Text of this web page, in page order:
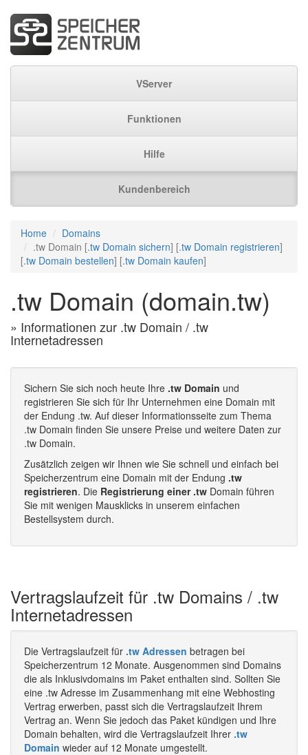
VServer
Funktionen
Hilfe
Kundenbereich
Home
Domains
.tw Domain [.tw Domain sichern] [.tw Domain registrieren]
[.tw Domain bestellen] [.tw Domain kaufen]
.tw Domain (domain.tw)
» Informationen zur .tw Domain / .tw
Internetadressen
Sichern Sie sich noch heute Ihre .tw Domain und
registrieren Sie sich für Ihr Unternehmen eine Domain mit
der Endung .tw. Auf dieser Informationsseite zum Thema
.tw Domain finden Sie unsere Preise und weitere Daten zur
.tw Domain.
Zusätzlich zeigen wir Ihnen wie Sie schnell und einfach bei
Speicherzentrum eine Domain mit der Endung .tw
registrieren. Die Registrierung einer .tw Domain führen
Sie mit wenigen Mausklicks in unserem einfachen
Bestellsystem durch.
Vertragslaufzeit für .tw Domains / .tw
Internetadressen
Die Vertragslaufzeit für .tw Adressen betragen bei
Speicherzentrum 12 Monate. Ausgenommen sind Domains
die als Inklusivdomains im Paket enthalten sind. Sollten Sie
eine .tw Adresse im Zusammenhang mit eine Webhosting
Vertrag erwerben, passt sich die Vertragslaufzeit Ihrem
Vertrag an. Wenn Sie jedoch das Paket kündigen und Ihre
Domain behalten, wird die Vertragslaufzeit Ihrer .tw
Domain wieder auf 12 Monate umgestellt.